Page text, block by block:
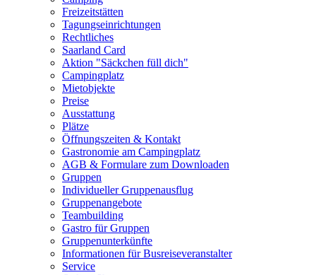
Freizeitstätten
Tagungseinrichtungen
Rechtliches
Saarland Card
Aktion "Säckchen füll dich"
Campingplatz
Mietobjekte
Preise
Ausstattung
Plätze
Öffnungszeiten & Kontakt
Gastronomie am Campingplatz
AGB & Formulare zum Downloaden
Gruppen
Individueller Gruppenausflug
Gruppenangebote
Teambuilding
Gastro für Gruppen
Gruppenunterkünfte
Informationen für Busreiseveranstalter
Service